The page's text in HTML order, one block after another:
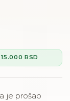
RSD
je prošao